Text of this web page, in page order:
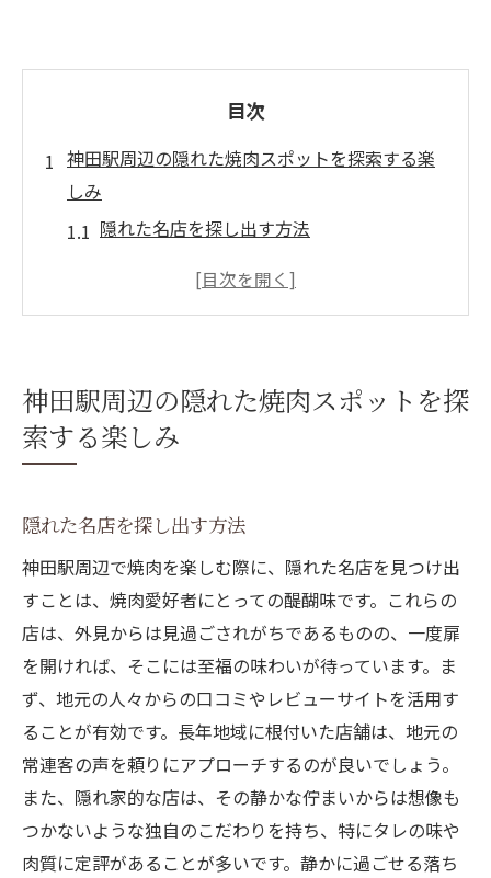
目次
神田駅周辺の隠れた焼肉スポットを探索する楽
しみ
隠れた名店を探し出す方法
地元で愛される焼肉店の特徴
多様な焼肉スタイルを堪能する
焼肉の香りが漂う神田駅前の注目店舗で味わう
人気店で味わう本格焼肉
焼肉の香ばしさを引き立てる秘訣
神田駅前の店舗で提供される特製タレ
訪問必須の焼肉店リスト
焼肉好きに捧げる至福の味わい
旬の食材を使った創作焼肉メニュー
神田駅で出会う焼肉の極み思わず感動の瞬間
和牛の深い味わい体験
神田駅での焼肉ファン必見スポット
焼肉の新しい楽しみ方を発見
神田駅周辺の隠れた焼肉スポットを探
索する楽しみ
隠れた名店を探し出す方法
神田駅周辺で焼肉を楽しむ際に、隠れた名店を見つけ出
すことは、焼肉愛好者にとっての醍醐味です。これらの
店は、外見からは見過ごされがちであるものの、一度扉
を開ければ、そこには至福の味わいが待っています。ま
ず、地元の人々からの口コミやレビューサイトを活用す
ることが有効です。長年地域に根付いた店舗は、地元の
常連客の声を頼りにアプローチするのが良いでしょう。
また、隠れ家的な店は、その静かな佇まいからは想像も
つかないような独自のこだわりを持ち、特にタレの味や
肉質に定評があることが多いです。静かに過ごせる落ち